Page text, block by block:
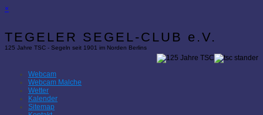
×
TEGELER SEGEL-CLUB e.V.
125 Jahre TSC - Segeln seit 1901 im Norden Berlins
Webcam
Webcam Malche
Wetter
Kalender
Sitemap